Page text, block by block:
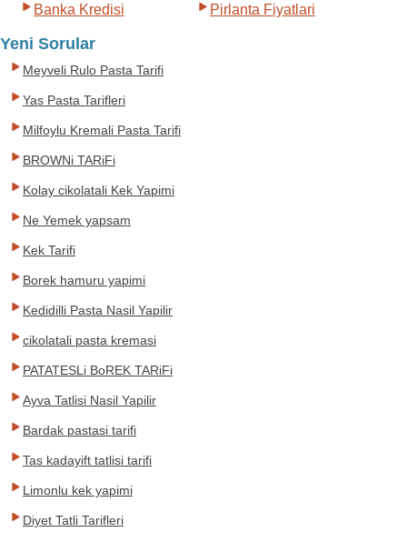
Banka Kredisi
Pirlanta Fiyatlari
Yeni Sorular
Meyveli Rulo Pasta Tarifi
Yas Pasta Tarifleri
Milfoylu Kremali Pasta Tarifi
BROWNi TARiFi
Kolay cikolatali Kek Yapimi
Ne Yemek yapsam
Kek Tarifi
Borek hamuru yapimi
Kedidilli Pasta Nasil Yapilir
cikolatali pasta kremasi
PATATESLi BoREK TARiFi
Ayva Tatlisi Nasil Yapilir
Bardak pastasi tarifi
Tas kadayift tatlisi tarifi
Limonlu kek yapimi
Diyet Tatli Tarifleri